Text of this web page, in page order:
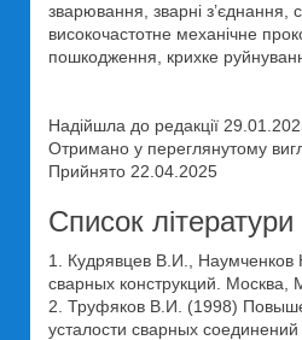
зварювання, зварні з’єднання,
високочастотне механічне
пошкодження, крихке
Надійшла до редакції
Отримано у переглянутому
Прийнято 22.04.2025
Список літератури
1. Кудрявцев В.И., Наумченков
сварных конструкций. Москва,
2. Труфяков В.И. (1998)
усталости сварных соединений